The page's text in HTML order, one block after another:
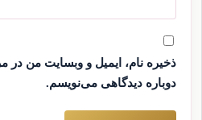
ذخیره نام، ایمیل و وبسایت من در
دوباره دیدگاهی می‌نویسم.